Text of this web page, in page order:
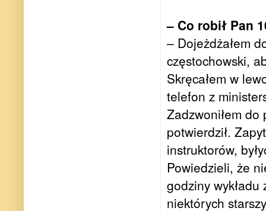
– Co robił Pan
– Dojeżdżałem
częstochowski,
Skręcałem w
telefon z
Zadzwoniłem
potwierdził.
instruktorów,
Powiedzieli, że
godziny wykładu
niektórych